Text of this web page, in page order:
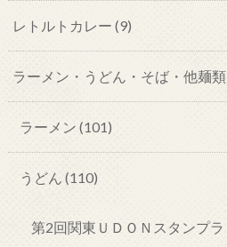
レトルトカレー (9)
ラーメン・うどん・そば・他麺類
ラーメン (101)
うどん (110)
第2回関東ＵＤＯＮスタンプラ